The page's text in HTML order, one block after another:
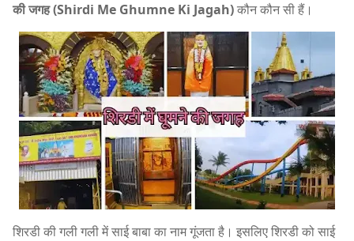
की जगह (Shirdi Me Ghumne Ki Jagah)कौन कौन सी हैं।
शिरडी की गली गली में साई बाबा का नाम गूंजता है। इसलिए शिरडी को साई